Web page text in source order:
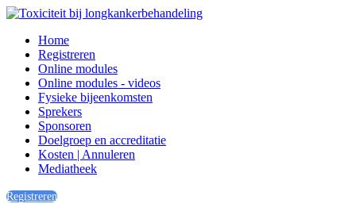
Home
Registreren
Online modules
Online modules - videos
Fysieke bijeenkomsten
Sprekers
Sponsoren
Doelgroep en accreditatie
Kosten | Annuleren
Mediatheek
Registreren